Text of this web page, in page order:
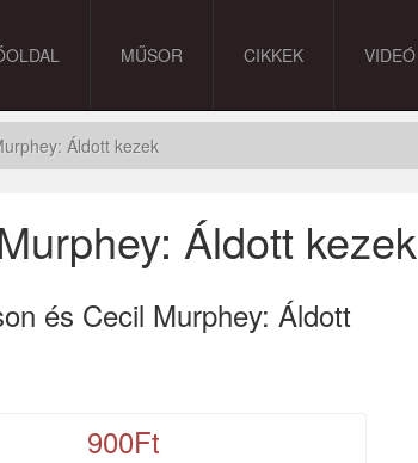
MŰSOR CIKKEK VIDEÓ
Áldott kezek
Áldott kezek
és Cecil Murphey: Áldott
900Ft